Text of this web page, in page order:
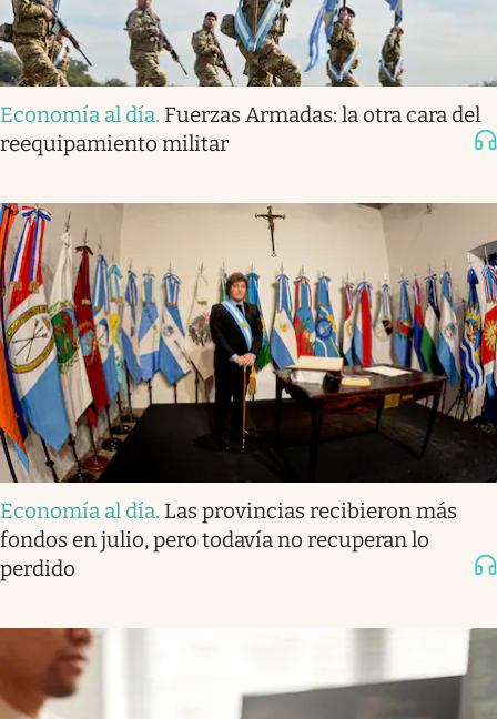
Economía al día. Fuerzas Armadas: la otra cara del
reequipamiento militar
Economía al día. Las provincias recibieron más
fondos en julio, pero todavía no recuperan lo
perdido